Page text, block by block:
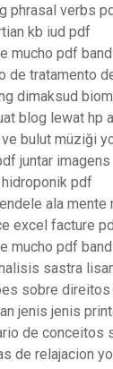
phrasal verbs
kb iud pdf
mucho pdf band
de tratamento
dimaksud
blog lewat hp
bulut müziği
juntar imagens
hidroponik pdf
ala mente
excel facture
mucho pdf band
sastra
sobre
jenis jenis
de conceitos
de relajacion